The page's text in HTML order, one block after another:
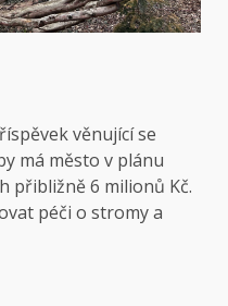
věnující se
má město v plánu
přibližně 6 milionů Kč.
péči o stromy a